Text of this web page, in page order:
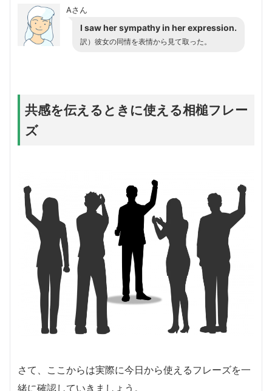
Aさん
I saw her sympathy in her expression.
訳）彼女の同情を表情から見て取った。
共感を伝えるときに使える相槌フレー
ズ
さて、ここからは実際に今日から使えるフレーズを一
緒に確認していきましょう。